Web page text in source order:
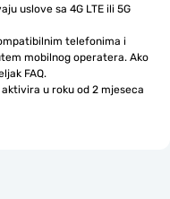
uslove sa 4G LTE ili 5G
telefonima i
mobilnog operatera. Ako
FAQ.
u roku od 2 mjeseca